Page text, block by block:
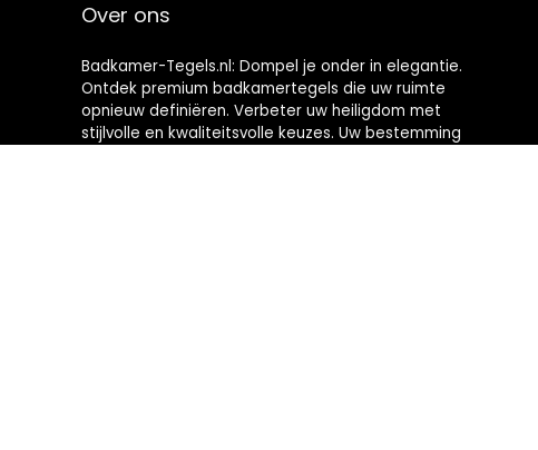
Over ons
Badkamer-Tegels.nl: Dompel je onder in elegantie.
Ontdek premium badkamertegels die uw ruimte
opnieuw definiëren. Verbeter uw heiligdom met
stijlvolle en kwaliteitsvolle keuzes. Uw bestemming